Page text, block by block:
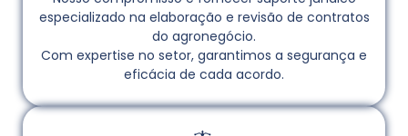
especializado na elaboração e revisão de contratos
do agronegócio.
Com expertise no setor, garantimos a segurança e
eficácia de cada acordo.